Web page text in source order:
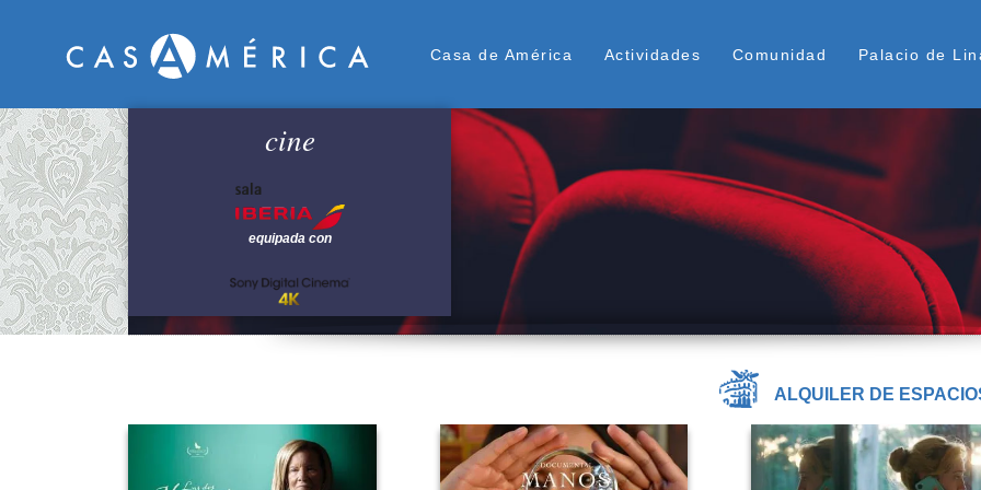
Menú Superior
Casa de América Actividades Comunidad Palacio de
cine
equipada con
ALQUILER DE